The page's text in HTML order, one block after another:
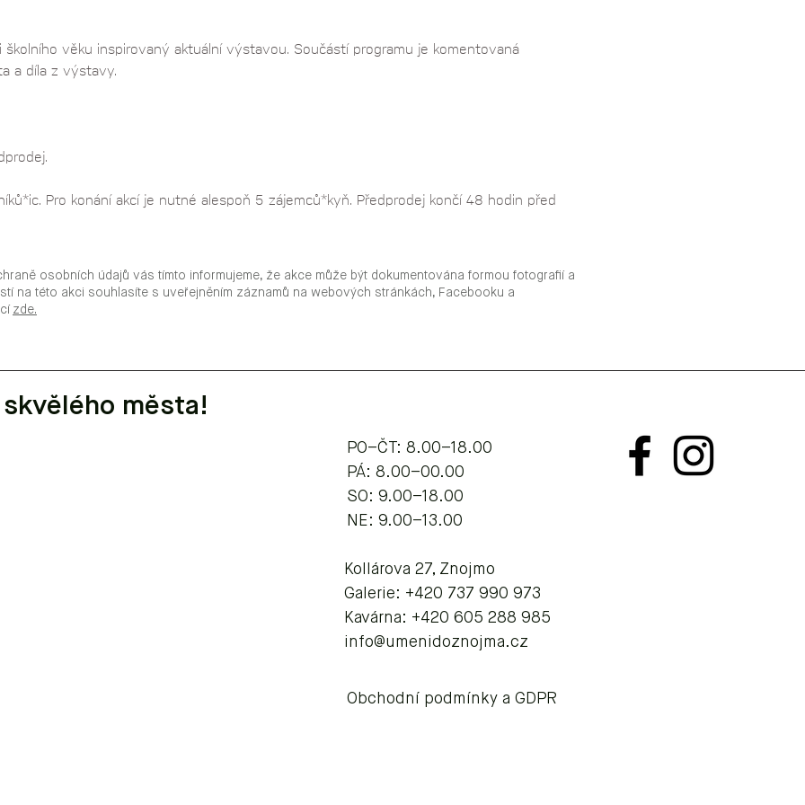
věku inspirovaný aktuální výstavou. Součástí programu je komentovaná
a díla z výstavy.
Pro konání akcí je nutné alespoň 5 zájemců*kyň. Předprodej končí 48 hodin před
osobních údajů vás tímto informujeme, že akce může být dokumentována formou fotografií a
na této akci souhlasíte s uveřejněním záznamů na webových stránkách, Facebooku a
zde.
města!
PO–ČT: 8.00–18.00
​​​PÁ: 8.00–00.00
SO: 9.00–18.00
NE: 9.00–13.00
Kollárova 27, Znojmo
Galerie: +420 737 990 973
Kavárna: +420 605 288 985
info@umenidoznojma.cz
Obchodní podmínky a GDPR